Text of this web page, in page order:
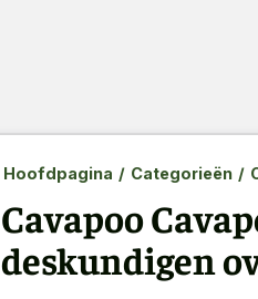
Hoofdpagina / Categorieën /
Cavapoo
deskundigen